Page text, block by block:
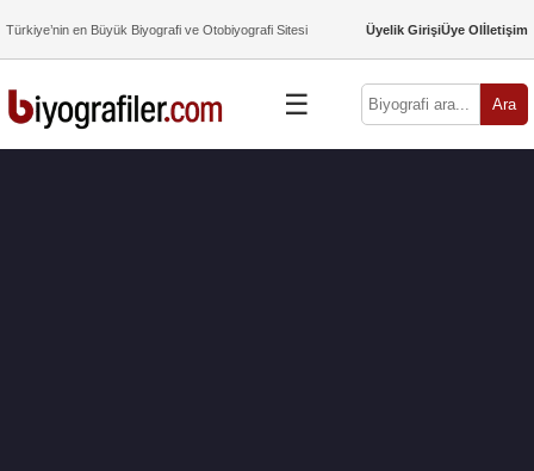
Türkiye’nin en Büyük Biyografi ve Otobiyografi Sitesi Üyelik GirişiÜye Olİletişim
☰ Ara